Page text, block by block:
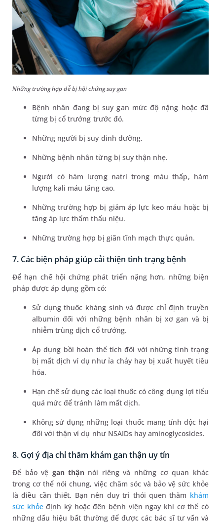
Những trường hợp dễ bị hội chứng suy gan
Bệnh nhân đang bị suy gan mức độ nặng hoặc đã
từng bị cổ trướng trước đó.
Những người bị suy dinh dưỡng.
Những bệnh nhân từng bị suy thận nhẹ.
Người có hàm lượng natri trong máu thấp, hàm
lượng kali máu tăng cao.
Những trường hợp bị giảm áp lực keo máu hoặc bị
tăng áp lực thẩm thấu niệu.
Những trường hợp bị giãn tĩnh mạch thực quản.
7. Các biện pháp giúp cải thiện tình trạng bệnh
Để hạn chế hội chứng phát triển nặng hơn, những biện
pháp được áp dụng gồm có:
Sử dụng thuốc kháng sinh và được chỉ định truyền
albumin đối với những bệnh nhân bị xơ gan và bị
nhiễm trùng dịch cổ trướng.
Áp dụng bồi hoàn thể tích đối với những tình trạng
bị mất dịch ví dụ như ỉa chảy hay bị xuất huyết tiêu
hóa.
Hạn chế sử dụng các loại thuốc có công dụng lợi tiểu
quá mức để tránh làm mất dịch.
Không sử dụng những loại thuốc mang tính độc hại
đối với thận ví dụ như NSAIDs hay aminoglycosides.
8. Gợi ý địa chỉ thăm khám gan thận uy tín
Để bảo vệ gan thậnnói riêng và những cơ quan khác
trong cơ thể nói chung, việc chăm sóc và bảo vệ sức khỏe
là điều cần thiết. Bạn nên duy trì thói quen thăm khám
sức khỏeđịnh kỳ hoặc đến bệnh viện ngay khi cơ thể có
những dấu hiệu bất thường để được các bác sĩ tư vấn và